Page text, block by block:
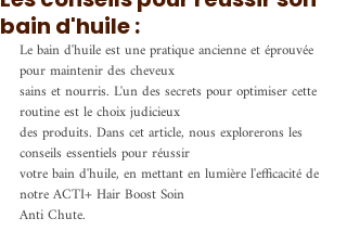
bain d'huile :
Le bain d'huile est une pratique ancienne et éprouvée
pour maintenir des cheveux
sains et nourris. L'un des secrets pour optimiser cette
routine est le choix judicieux
des produits. Dans cet article, nous explorerons les
conseils essentiels pour réussir
votre bain d'huile, en mettant en lumière l'efficacité de
notre ACTI+ Hair Boost Soin
Anti Chute.